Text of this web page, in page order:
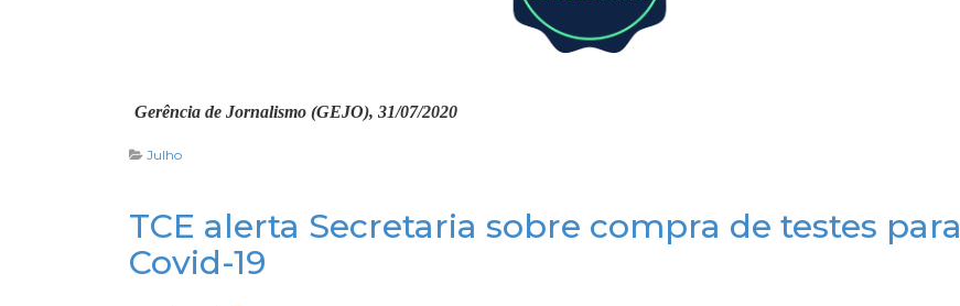
Gerência de Jornalismo (GEJO), 31/07/2020
Julho
TCE alerta Secretaria sobre compra de testes para
Covid-19